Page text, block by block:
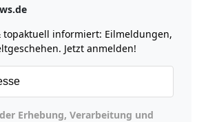
topaktuell informiert: Eilmeldungen,
Jetzt anmelden!